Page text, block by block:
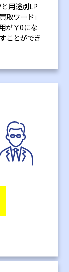
用途別LP
取ワード」
が￥0にな
ことができ